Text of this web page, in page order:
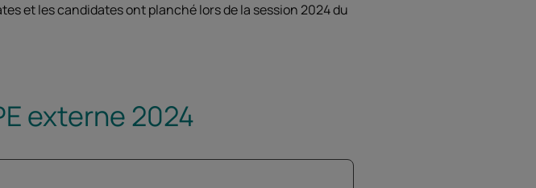
et les candidates ont planché lors de la session 2024 du
externe 2024